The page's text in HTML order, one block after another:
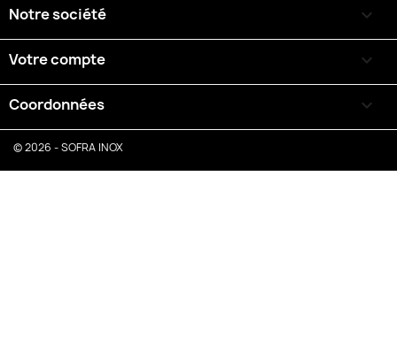
Notre société 
Votre compte 
Coordonnées keyboard_arrow_down
© 2026 - SOFRA INOX